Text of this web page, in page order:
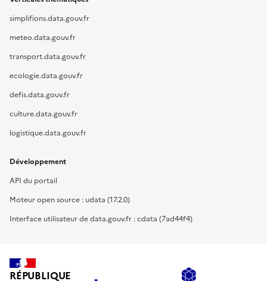
simplifions.data.gouv.fr
meteo.data.gouv.fr
transport.data.gouv.fr
ecologie.data.gouv.fr
defis.data.gouv.fr
culture.data.gouv.fr
logistique.data.gouv.fr
Développement
API du portail
Moteur open source : udata (17.2.0)
Interface utilisateur de data.gouv.fr : cdata (7ad44f4)
RÉPUBLIQUE